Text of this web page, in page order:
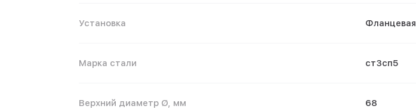
Установка Фланцевая
Марка стали ст3сп5
Верхний диаметр Ø, мм 68